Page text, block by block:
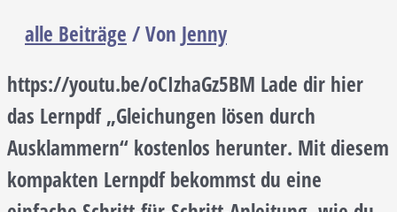
alle Beiträge / Von Jenny
https://youtu.be/oCIzhaGz5BM Lade dir hier
das Lernpdf „Gleichungen lösen durch
Ausklammern“ kostenlos herunter. Mit diesem
kompakten Lernpdf bekommst du eine